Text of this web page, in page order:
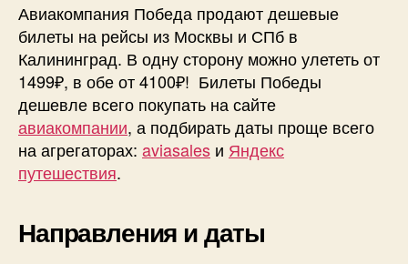
Авиакомпания Победа продают дешевые
билеты на рейсы из Москвы и СПб в
Калининград. В одну сторону можно улететь от
1499₽, в обе от 4100₽! Билеты Победы
дешевле всего покупать на сайте
авиакомпании, а подбирать даты проще всего
на агрегаторах: aviasales и Яндекс
путешествия.
Направления и даты